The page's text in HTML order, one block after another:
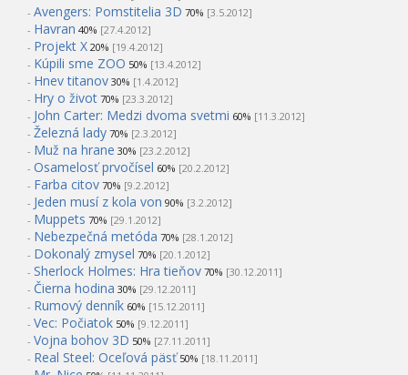
- Avengers: Pomstitelia 3D 70% [3.5.2012]
- Havran 40% [27.4.2012]
- Projekt X 20% [19.4.2012]
- Kúpili sme ZOO 50% [13.4.2012]
- Hnev titanov 30% [1.4.2012]
- Hry o život 70% [23.3.2012]
- John Carter: Medzi dvoma svetmi 60% [11.3.2012]
- Železná lady 70% [2.3.2012]
- Muž na hrane 30% [23.2.2012]
- Osamelosť prvočísel 60% [20.2.2012]
- Farba citov 70% [9.2.2012]
- Jeden musí z kola von 90% [3.2.2012]
- Muppets 70% [29.1.2012]
- Nebezpečná metóda 70% [28.1.2012]
- Dokonalý zmysel 70% [20.1.2012]
- Sherlock Holmes: Hra tieňov 70% [30.12.2011]
- Čierna hodina 30% [29.12.2011]
- Rumový denník 60% [15.12.2011]
- Vec: Počiatok 50% [9.12.2011]
- Vojna bohov 3D 50% [27.11.2011]
- Real Steel: Oceľová päsť 50% [18.11.2011]